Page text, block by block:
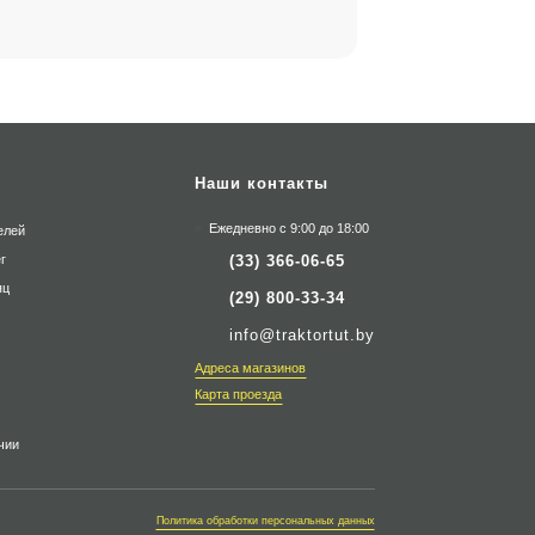
Наши контакты
Ежедневно с 9:00 до 18:00
(33) 366-06-65
(29) 800-33-34
info@traktortut.by
Адреса магазинов
Карта проезда
Политика обработки персональных данных